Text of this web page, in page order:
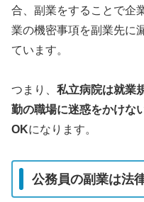
合、副業をすることで企
業の機密事項を副業先に
ています。
つまり、 私立病院は就業
勤の職場に迷惑をかけな
OKになります。
公務員の副業は法